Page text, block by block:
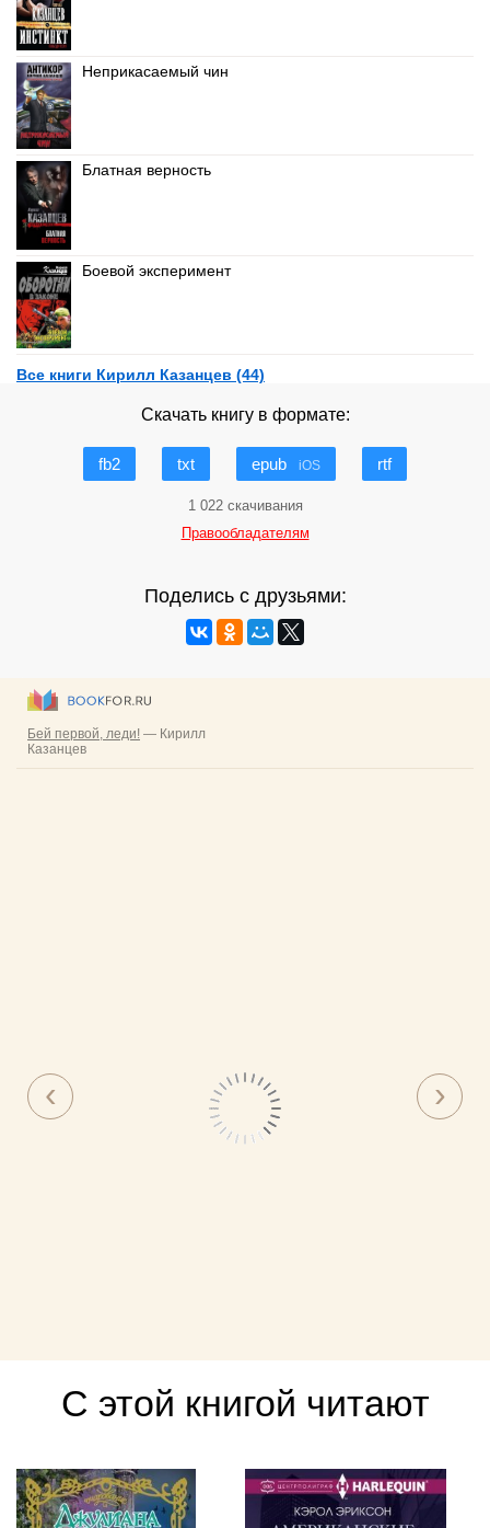
Неприкасаемый чин
Блатная верность
Боевой эксперимент
Все книги Кирилл Казанцев (44)
Скачать книгу в формате:
fb2 txt epub iOS rtf
1 022 скачивания
Правообладателям
Поделись с друзьями:
С этой книгой читают